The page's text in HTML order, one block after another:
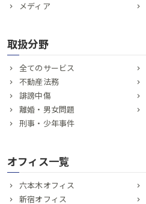
メディア
取扱分野
全てのサービス
不動産法務
誹謗中傷
離婚・男女問題
刑事・少年事件
オフィス一覧
六本木オフィス
新宿オフィス